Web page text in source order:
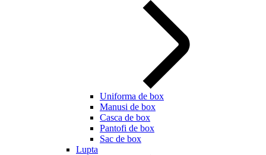
Uniforma de box
Manusi de box
Casca de box
Pantofi de box
Sac de box
Lupta